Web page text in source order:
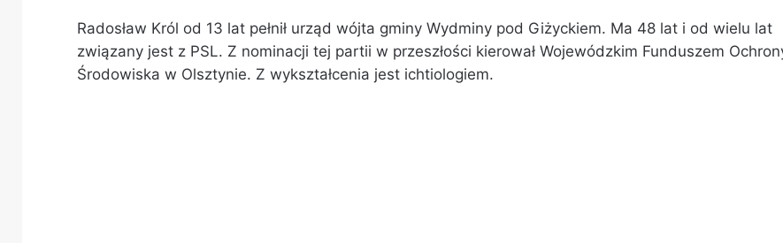
Radosław Król od 13 lat pełnił urząd wójta gminy Wydminy pod Giżyckiem. Ma 48 lat i od wielu lat
związany jest z PSL. Z nominacji tej partii w przeszłości kierował Wojewódzkim Funduszem
Środowiska w Olsztynie. Z wykształcenia jest ichtiologiem.